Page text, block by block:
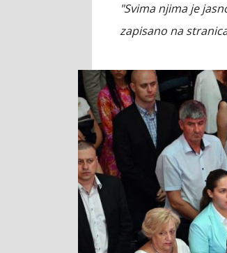
"Svima njima je
zapisano na